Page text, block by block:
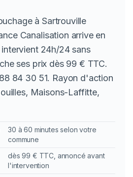
à Sartrouville
Canalisation arrive en
24h/24 sans
ses prix dès 99 € TTC.
84 30 51. Rayon d'action
Maisons-Laffitte,
30 à 60 minutes selon votre
commune
dès 99 € TTC, annoncé avant
l'intervention